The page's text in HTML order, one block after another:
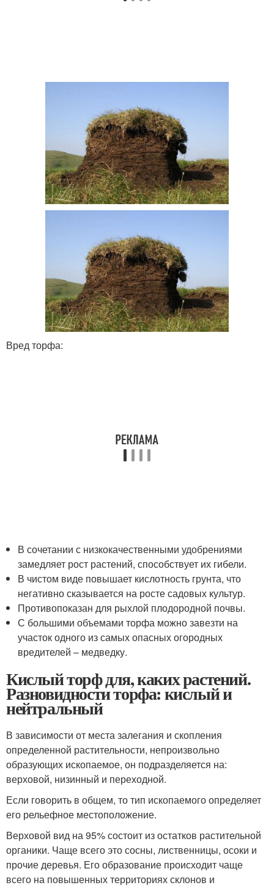
Вред торфа:
В сочетании с низкокачественными удобрениями
замедляет рост растений, способствует их гибели.
В чистом виде повышает кислотность грунта, что
негативно сказывается на росте садовых культур.
Противопоказан для рыхлой плодородной почвы.
С большими объемами торфа можно завезти на
участок одного из самых опасных огородных
вредителей – медведку.
Кислый торф для, каких растений.
Разновидности торфа: кислый и
нейтральный
В зависимости от места залегания и скопления
определенной растительности, непроизвольно
образующих ископаемое, он подразделяется на:
верховой, низинный и переходной.
Если говорить в общем, то тип ископаемого определяет
его рельефное местоположение.
Верховой вид на 95% состоит из остатков растительной
органики. Чаще всего это сосны, лиственницы, осоки и
прочие деревья. Его образование происходит чаще
всего на повышенных территориях склонов и